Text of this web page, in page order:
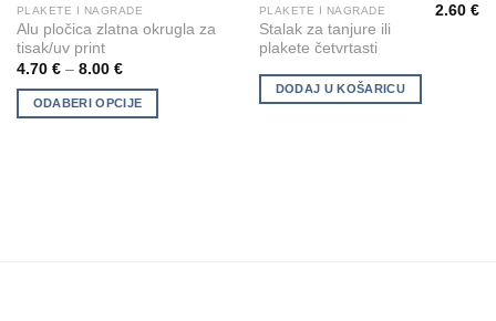
Add to
Wishlist
PLAKETE I NAGRADE
Alu pločica zlatna okrugla za
tisak/uv print
4.70 €– 8.00 €
ODABERI OPCIJE
This
product
has
variants.
PLAKETE I NAGRADE
Stalak za tanjure ili
plakete četvrtasti
2.60€
DODAJ U KOŠARICU